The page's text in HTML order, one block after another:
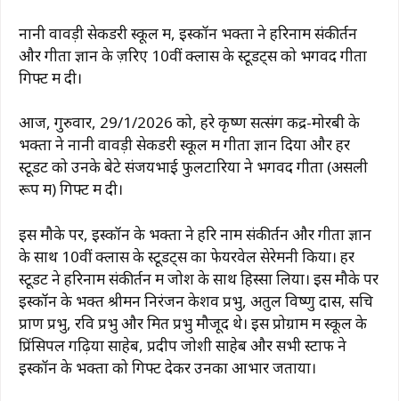
नानी वावड़ी सेकेंडरी स्कूल में, इस्कॉन भक्तों ने हरिनाम संकीर्तन
और गीता ज्ञान के ज़रिए 10वीं क्लास के स्टूडेंट्स को भगवद गीता
गिफ्ट में दी।
आज, गुरुवार, 29/1/2026 को, हरे कृष्ण सत्संग केंद्र-मोरबी के
भक्तों ने नानी वावड़ी सेकेंडरी स्कूल में गीता ज्ञान दिया और हर
स्टूडेंट को उनके बेटे संजयभाई फुलटारिया ने भगवद गीता (असली
रूप में) गिफ्ट में दी।
इस मौके पर, इस्कॉन के भक्तों ने हरि नाम संकीर्तन और गीता ज्ञान
के साथ 10वीं क्लास के स्टूडेंट्स का फेयरवेल सेरेमनी किया। हर
स्टूडेंट ने हरिनाम संकीर्तन में जोश के साथ हिस्सा लिया। इस मौके पर
इस्कॉन के भक्त श्रीमन निरंजन केशव प्रभु, अतुल विष्णु दास, सचि
प्राण प्रभु, रवि प्रभु और मित प्रभु मौजूद थे। इस प्रोग्राम में स्कूल के
प्रिंसिपल गढ़िया साहेब, प्रदीप जोशी साहेब और सभी स्टाफ ने
इस्कॉन के भक्तों को गिफ्ट देकर उनका आभार जताया।